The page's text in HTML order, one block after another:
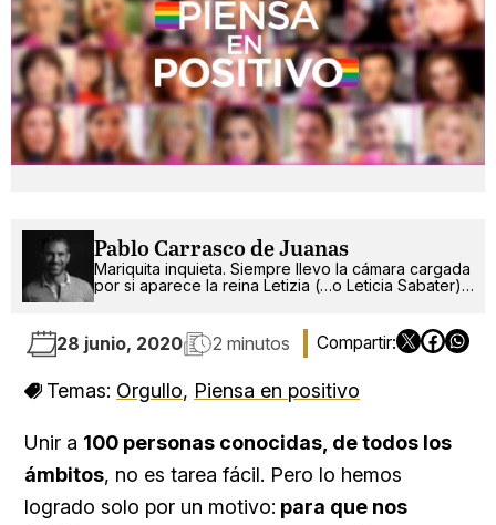
Pablo Carrasco de Juanas
Mariquita inquieta. Siempre llevo la cámara cargada
por si aparece la reina Letizia (…o Leticia Sabater).
28 junio, 2020 2 minutos
Temas: Orgullo, Piensa en positivo
Unir a 100 personas conocidas, de todos los
ámbitos, no es tarea fácil. Pero lo hemos
logrado solo por un motivo: para que nos